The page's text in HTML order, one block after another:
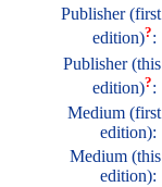
Publisher (first
edition)?:
Publisher (this
edition)?:
Medium (first
edition):
Medium (this
edition):